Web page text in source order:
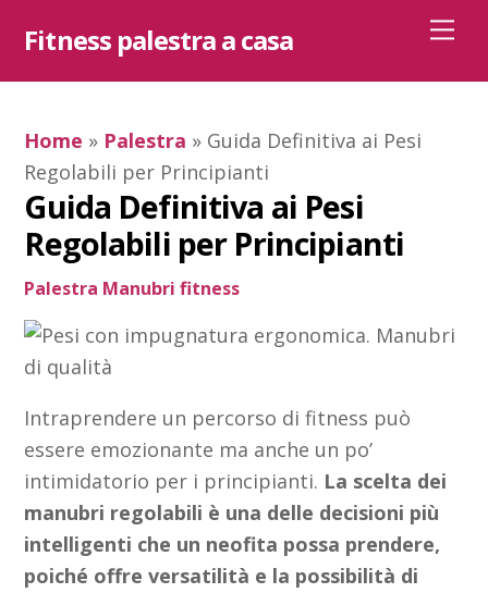
content
Fitness palestra a casa
Home » Palestra » Guida Definitiva ai Pesi
Regolabili per Principianti
Guida Definitiva ai Pesi
Regolabili per Principianti
Palestra Manubri fitness
Intraprendere un percorso di fitness può
essere emozionante ma anche un po’
intimidatorio per i principianti. La scelta dei
manubri regolabili è una delle decisioni più
intelligenti che un neofita possa prendere,
poiché offre versatilità e la possibilità di